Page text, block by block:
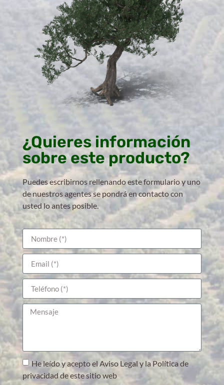
¿Quieres información
sobre este producto?
Puedes escribirnos rellenando este formulario y uno
de nuestros agentes se pondrá en contacto con
usted lo antes posible.
He leído y acepto el Aviso Legal y la Política de
privacidad de este sitio web